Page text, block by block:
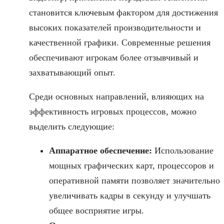
становится ключевым фактором для достижения
высоких показателей производительности и
качественной графики. Современные решения
обеспечивают игрокам более отзывчивый и
захватывающий опыт.
Среди основных направлений, влияющих на
эффективность игровых процессов, можно
выделить следующие:
Аппаратное обеспечение: Использование
мощных графических карт, процессоров и
оперативной памяти позволяет значительно
увеличивать кадры в секунду и улучшать
общее восприятие игры.